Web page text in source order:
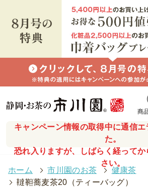
キャンペーン情報の取得中に通信エ
た。
恐れ入りますが、しばらく経って
さい。
商
ホーム > 市川園のお茶 > 健康茶
> 韃靼蕎麦茶20（ティーバッグ）